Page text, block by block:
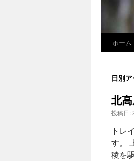
ン
ス
ホーム
日別
北
投稿日:
トレ
す。
稜を